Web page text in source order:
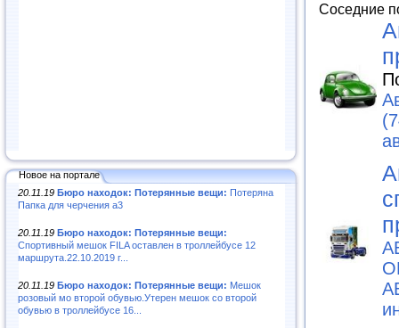
Новое на портале
20.11.19 Бюро находок: Потерянные вещи: Потеряна
Папка для черчения а3
20.11.19 Бюро находок: Потерянные вещи:
Спортивный мешок FILA оставлен в троллейбусе 12
маршрута.22.10.2019 г...
20.11.19 Бюро находок: Потерянные вещи: Мешок
розовый мо второй обувью.Утерен мешок со второй
обувью в троллейбусе 16...
Соседние